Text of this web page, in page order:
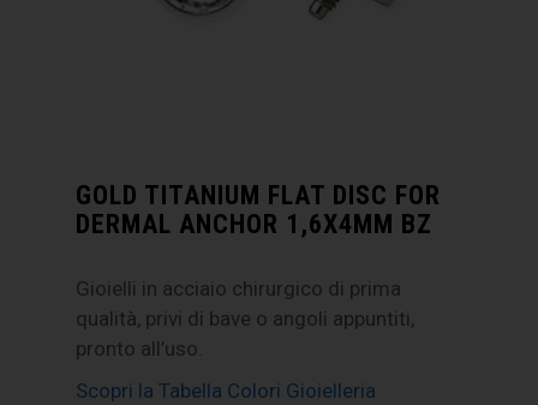
GOLD TITANIUM FLAT DISC FOR
DERMAL ANCHOR 1,6X4MM BZ
Gioielli in acciaio chirurgico di prima
qualità, privi di bave o angoli appuntiti,
pronto all’uso.
Scopri la Tabella Colori Gioielleria